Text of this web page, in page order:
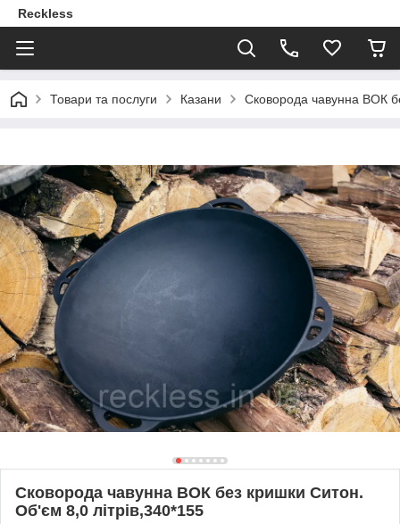
Reckless
Товари та послуги Казани Сковорода чавунна ВОК
Сковорода чавунна ВОК без кришки Ситон.
Об'єм 8,0 літрів,340*155